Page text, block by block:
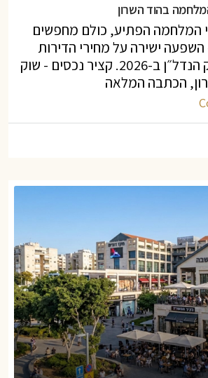
בהוד השרון
המלחמה הפתיע, כולם מחפשים
ישירה על מחירי הדירות
בהוד השרון - שוק הנדל״ן ב-2026. קציר נכסים - שוק
הכתבה המלאה